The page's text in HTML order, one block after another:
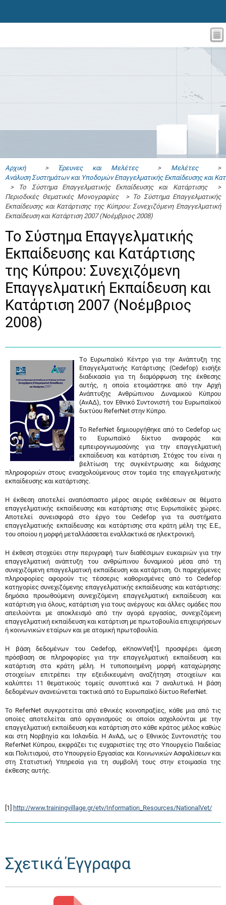
Αρχική> Έρευνες και Μελέτες> Μελέτες>
Ανάλυση Συστημάτων και Υποδομών Επαγγελματικής Εκπαίδευσης και
> Το Σύστημα Επαγγελματικής Εκπαίδευσης και Κατάρτισης >
Περιοδικές Θεματικές Μονογραφίες > Το Σύστημα Επαγγελματικής
Εκπαίδευσης και Κατάρτισης της Κύπρου: Συνεχιζόμενη Επαγγελματική
Εκπαίδευση και Κατάρτιση 2007 (Νοέμβριος 2008)
Το Σύστημα Επαγγελματικής
Εκπαίδευσης και Κατάρτισης
της Κύπρου: Συνεχιζόμενη
Επαγγελματική Εκπαίδευση και
Κατάρτιση 2007 (Νοέμβριος
2008)
Tο Ευρωπαϊκό Κέντρο για την Ανάπτυξη της
Επαγγελματικής Κατάρτισης (Cedefop) εισήξε
διαδικασία για τη διαμόρφωση της έκθεσης
αυτής, η οποία ετοιμάστηκε από την Αρχή
Ανάπτυξης Ανθρώπινου Δυναμικού Κύπρου
(ΑνΑΔ), τον Εθνικό Συντονιστή του Ευρωπαϊκού
δικτύου ReferNet στην Κύπρο.
Το ReferNet δημιουργήθηκε από το Cedefop ως
το Ευρωπαϊκό δίκτυο αναφοράς και
εμπειρογνωμοσύνης για την επαγγελματική
εκπαίδευση και κατάρτιση. Στόχος του είναι η
βελτίωση της συγκέντρωσης και διάχυσης
πληροφοριών στους ενασχολούμενους στον τομέα της επαγγελματικής
εκπαίδευσης και κατάρτισης.
Η έκθεση αποτελεί αναπόσπαστο μέρος σειράς εκθέσεων σε θέματα
επαγγελματικής εκπαίδευσης και κατάρτισης στις Ευρωπαϊκές χώρες.
Αποτελεί συνεισφορά στο έργο του Cedefop για τα συστήματα
επαγγελματικής εκπαίδευσης και κατάρτισης στα κράτη μέλη της Ε.Ε.,
του οποίου η μορφή μεταλλάσσεται εναλλακτικά σε ηλεκτρονική.
Η έκθεση στοχεύει στην περιγραφή των διαθέσιμων ευκαιριών για την
επαγγελματική ανάπτυξη του ανθρώπινου δυναμικού μέσα από τη
συνεχιζόμενη επαγγελματική εκπαίδευση και κατάρτιση. Οι παρεχόμενες
πληροφορίες αφορούν τις τέσσερις καθορισμένες από το Cedefop
κατηγορίες συνεχιζόμενης επαγγελματικής εκπαίδευσης και κατάρτισης:
δημόσια προωθούμενη συνεχιζόμενη επαγγελματική εκπαίδευση και
κατάρτιση για όλους, κατάρτιση για τους ανέργους και άλλες ομάδες που
απειλούνται με αποκλεισμό από την αγορά εργασίας, συνεχιζόμενη
επαγγελματική εκπαίδευση και κατάρτιση με πρωτοβουλία επιχειρήσεων
ή κοινωνικών εταίρων και με ατομική πρωτοβουλία.
Η βάση δεδομένων του Cedefop, eKnowVet[1], προσφέρει άμεση
πρόσβαση σε πληροφορίες για την επαγγελματική εκπαίδευση και
κατάρτιση στα κράτη μέλη. Η τυποποιημένη μορφή καταχώρησης
στοιχείων επιτρέπει την εξειδικευμένη αναζήτηση στοιχείων και
καλύπτει 11 θεματικούς τομείς συνοπτικά και 7 αναλυτικά. Η βάση
δεδομένων ανανεώνεται τακτικά από το Ευρωπαϊκό δίκτυο ReferNet.
Το ReferNet συγκροτείται από εθνικές κοινοπραξίες, κάθε μια από τις
οποίες αποτελείται από οργανισμούς οι οποίοι ασχολούνται με την
επαγγελματική εκπαίδευση και κατάρτιση στο κάθε κράτος μέλος καθώς
και στη Νορβηγία και Ισλανδία. Η ΑνΑΔ, ως ο Εθνικός Συντονιστής του
ReferNet Κύπρου, εκφράζει τις ευχαριστίες της στο Υπουργείο Παιδείας
και Πολιτισμού, στο Υπουργείο Εργασίας και Κοινωνικών Ασφαλίσεων και
στη Στατιστική Υπηρεσία για τη συμβολή τους στην ετοιμασία της
έκθεσης αυτής.
[1] http://www.trainingvillage.gr/etv/Information_Resources/NationalVet/
Σχετικά Έγγραφα